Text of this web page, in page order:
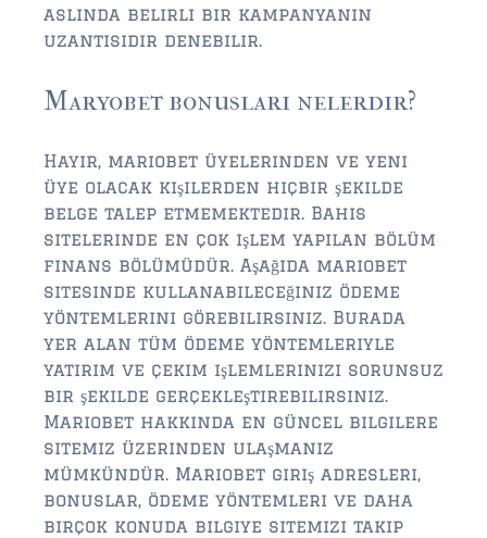
aslında belirli bir kampanyanın
uzantısıdır denebilir.
Maryobet bonusları nelerdir?
Hayır, mariobet üyelerinden ve yeni
üye olacak kişilerden hiçbir şekilde
belge talep etmemektedir. Bahis
sitelerinde en çok işlem yapılan bölüm
finans bölümüdür. Aşağıda mariobet
sitesinde kullanabileceğiniz ödeme
yöntemlerini görebilirsiniz. Burada
yer alan tüm ödeme yöntemleriyle
yatırım ve çekim işlemlerinizi sorunsuz
bir şekilde gerçekleştirebilirsiniz.
Mariobet hakkında en güncel bilgilere
sitemiz üzerinden ulaşmanız
mümkündür. Mariobet giriş adresleri,
bonuslar, ödeme yöntemleri ve daha
birçok konuda bilgiye sitemizi takip